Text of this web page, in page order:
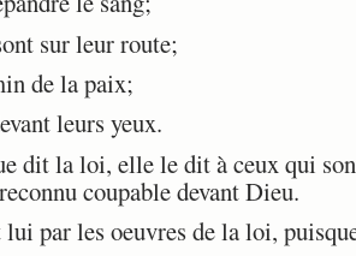
sur leur route;
de la paix;
leurs yeux.
dit la loi, elle le dit à ceux qui
coupable devant Dieu.
par les oeuvres de la loi,